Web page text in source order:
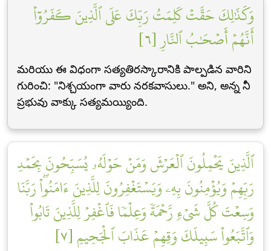
وَكَذَٰلِكَ حَقَّتۡ كَلِمَتُ رَبِّكَ عَلَى ٱلَّذِينَ كَفَرُوٓاْ
أَنَّهُمۡ أَصۡحَٰبُ ٱلنَّارِ [٦]
మరియు ఈ విధంగా సత్యతిరస్కారానికి పాల్పడిన వారిని
గురించి: "నిశ్చయంగా వారు నరకవాసులు." అని, అన్న నీ
ప్రభువు వాక్కు సత్యమయ్యింది.
ٱلَّذِينَ يَحۡمِلُونَ ٱلۡعَرۡشَ وَمَنۡ حَوۡلَهُۥ يُسَبِّحُونَ بِحَمۡدِ
رَبِّهِمۡ وَيُؤۡمِنُونَ بِهِۦ وَيَسۡتَغۡفِرُونَ لِلَّذِينَ ءَامَنُواْۖ رَبَّنَا
وَسِعۡتَ كُلَّ شَيۡءٖ رَّحۡمَةٗ وَعِلۡمٗا فَٱغۡفِرۡ لِلَّذِينَ تَابُواْ
وَٱتَّبَعُواْ سَبِيلَكَ وَقِهِمۡ عَذَابَ ٱلۡجَحِيمِ [٧]